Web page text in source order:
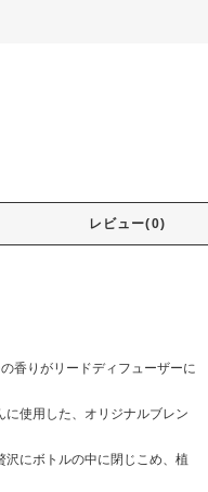
レビュー(0)
香りがリードディフューザーに
使用した、オリジナルブレン
にボトルの中に閉じこめ、植